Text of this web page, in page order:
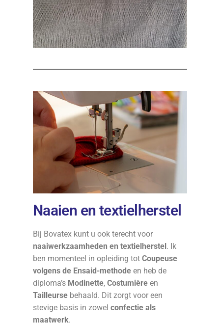
Naaien en textielherstel
Bij Bovatex kunt u ook terecht voor
naaiwerkzaamheden en textielherstel . Ik
ben momenteel in opleiding tot Coupeuse
volgens de Ensaid-methodeen heb de
diploma’s Modinette, Costumièreen
Tailleursebehaald. Dit zorgt voor een
stevige basis in zowel confectie als
maatwerk.